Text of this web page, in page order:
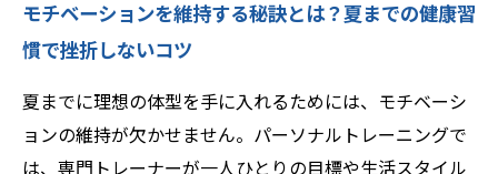
モチベーションを維持する秘訣とは？夏までの健康習
慣で挫折しないコツ
夏までに理想の体型を手に入れるためには、モチベーシ
ョンの維持が欠かせません。パーソナルトレーニングで
は、専門トレーナーが一人ひとりの目標や生活スタイル